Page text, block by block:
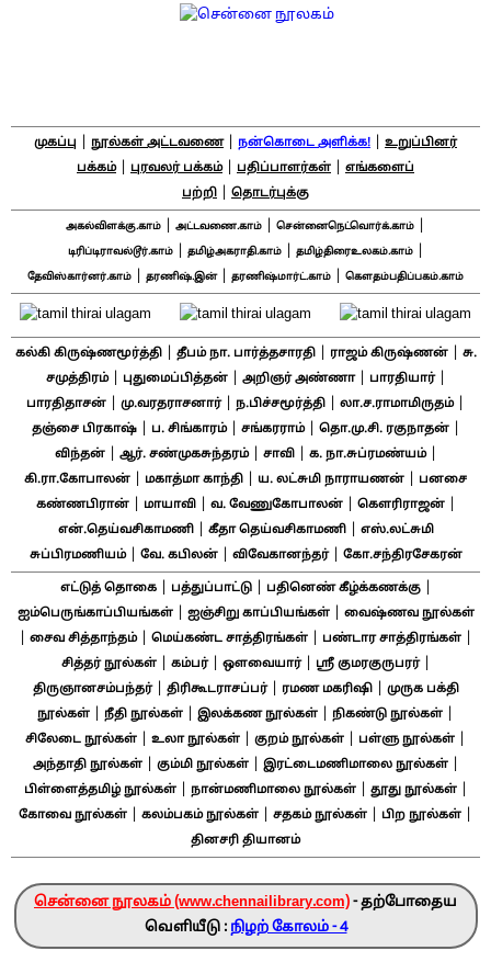
முகப்பு நூல்கள் அட்டவணை| நன்கொடை அளிக்க!
உறுப்பினர்
பக்கம்| புரவலர் பக்கம்| பதிப்பாளர்கள்
எங்களைப்
பற்றி
தொடர்புக்கு
அகல்விளக்கு.காம் அட்டவணை.காம் சென்னைநெட்வொர்க்.காம்
டிரிப்டிராவல்டூர்.காம்| தமிழ்அகராதி.காம்| தமிழ்திரைஉலகம்.காம்|
தேவிஸ்கார்னர்.காம் தரணிஷ்.இன்| தரணிஷ்மார்ட்.காம் கௌதம்பதிப்பகம்.காம்
கல்கி கிருஷ்ணமூர்த்தி| தீபம் நா. பார்த்தசாரதி| ராஜம் கிருஷ்ணன்|
சு.
சமுத்திரம்| புதுமைப்பித்தன்| அறிஞர் அண்ணா| பாரதியார்|
பாரதிதாசன் மு.வரதராசனார்| ந.பிச்சமூர்த்தி லா.ச.ராமாமிருதம்|
தஞ்சை பிரகாஷ்| ப. சிங்காரம்| சங்கரராம்| தொ.மு.சி. ரகுநாதன்|
விந்தன்| ஆர். சண்முகசுந்தரம்| சாவி| க. நா.சுப்ரமண்யம்|
கி.ரா.கோபாலன் மகாத்மா காந்தி ய. லட்சுமி நாராயணன்
பனசை
கண்ணபிரான்| மாயாவி| வ. வேணுகோபாலன்| கௌரிராஜன்|
என்.தெய்வசிகாமணி| கீதா தெய்வசிகாமணி|
எஸ்.லட்சுமி
சுப்பிரமணியம்| வே. கபிலன்| விவேகானந்தர்| கோ.சந்திரசேகரன்
எட்டுத் தொகை| பத்துப்பாட்டு| பதினெண் கீழ்க்கணக்கு|
ஐம்பெருங்காப்பியங்கள்| ஐஞ்சிறு காப்பியங்கள்| வைஷ்ணவ நூல்கள்
சைவ சித்தாந்தம்| மெய்கண்ட சாத்திரங்கள் பண்டார சாத்திரங்கள்
சித்தர் நூல்கள்| கம்பர்| ஔவையார்| ஸ்ரீ குமரகுருபரர்|
திருஞானசம்பந்தர்| திரிகூடராசப்பர்| ரமண மகரிஷி|
முருக பக்தி
நூல்கள்
நீதி நூல்கள் இலக்கண நூல்கள் நிகண்டு நூல்கள்
சிலேடை நூல்கள் உலா நூல்கள் குறம் நூல்கள் பள்ளு நூல்கள்
அந்தாதி நூல்கள்| கும்மி நூல்கள்| இரட்டைமணிமாலை நூல்கள்|
பிள்ளைத்தமிழ் நூல்கள்| நான்மணிமாலை நூல்கள்| தூது நூல்கள்|
கோவை நூல்கள் கலம்பகம் நூல்கள் சதகம் நூல்கள் பிற நூல்கள்
தினசரி தியானம்
சென்னை நூலகம் (www.chennailibrary.com)- தற்போதைய
வெளியீடு : நிழற் கோலம் - 4